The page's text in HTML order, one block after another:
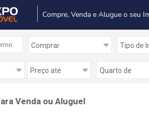
Compre, Venda e Alugue o seu
Venda ou Aluguel